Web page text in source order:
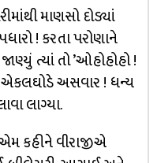
માણસો દોડ્યાં
! કરતા પરોણાને
ત્યાં તો ’ઓહોહોહો !
અસવાર ! ધન્ય
લાગ્યા.
કહીને વીરાજીએ